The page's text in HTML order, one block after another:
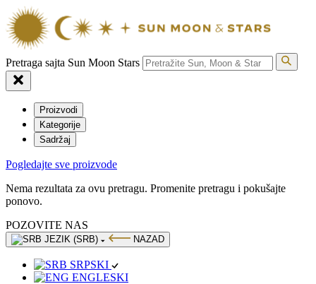
Pretraga sajta Sun Moon Stars
Proizvodi
Kategorije
Sadržaj
Pogledajte sve proizvode
Nema rezultata za ovu pretragu. Promenite pretragu i pokušajte
ponovo.
POZOVITE NAS
JEZIK (SRB) NAZAD
SRPSKI
ENGLESKI